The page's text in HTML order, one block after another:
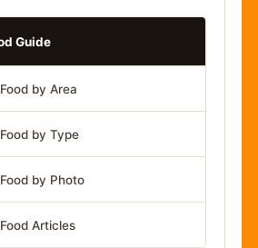
Guide
by Area
by Type
by Photo
Articles